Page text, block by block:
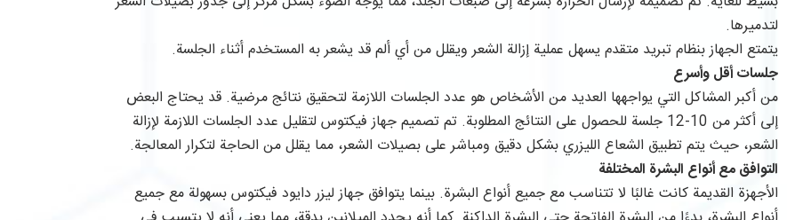
لتدميرها.
يتمتع الجهاز بنظام تبريد متقدم يسهل عملية إزالة الشعر ويقلل من أي ألم قد يشعر به المستخدم أثناء الجلسة.
جلسات أقل وأسرع
من أكبر المشاكل التي يواجهها العديد من الأشخاص هو عدد الجلسات اللازمة لتحقيق نتائج مرضية. قد يحتاج البعض
إلى أكثر من 10-12 جلسة للحصول على النتائج المطلوبة. تم تصميم جهاز فيكتوس لتقليل عدد الجلسات اللازمة لإزالة
الشعر، حيث يتم تطبيق الشعاع الليزري بشكل دقيق ومباشر على بصيلات الشعر، مما يقلل من الحاجة لتكرار المعالجة.
التوافق مع أنواع البشرة المختلفة
الأجهزة القديمة كانت غالبًا لا تتناسب مع جميع أنواع البشرة. بينما يتوافق جهاز ليزر دايود فيكتوس بسهولة مع جميع